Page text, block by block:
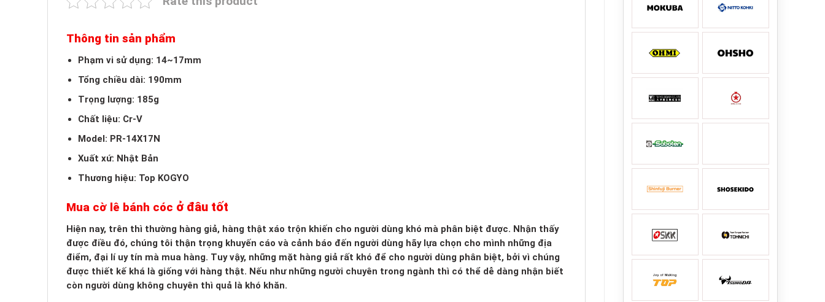
Thông tin sản phẩm
Phạm vi sử dụng: 14~17mm
Tổng chiều dài: 190mm
Trọng lượng: 185g
Chất liệu: Cr-V
Model: PR-14X17N
Xuất xứ: Nhật Bản
Thương hiệu: Top KOGYO
Mua cờ lê bánh cóc ở đâu tốt
Hiện nay, trên thì thường hàng giả, hàng thật xáo trộn khiến cho người dùng khó mà phân biệt được. Nhận thấy
được điều đó, chúng tôi thận trọng khuyến cáo và cảnh báo đến người dùng hãy lựa chọn cho mình những địa
điểm, đại lí uy tín mà mua hàng. Tuy vậy, những mặt hàng giả rất khó để cho người dùng phân biệt, bởi vì chúng
được thiết kế khá là giống với hàng thật. Nếu như những người chuyên trong ngành thì có thể dễ dàng nhận biết
còn người dùng không chuyên thì quả là khó khăn.